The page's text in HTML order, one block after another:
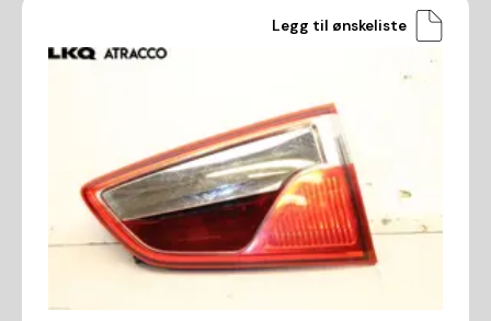
Legg til ønskeliste